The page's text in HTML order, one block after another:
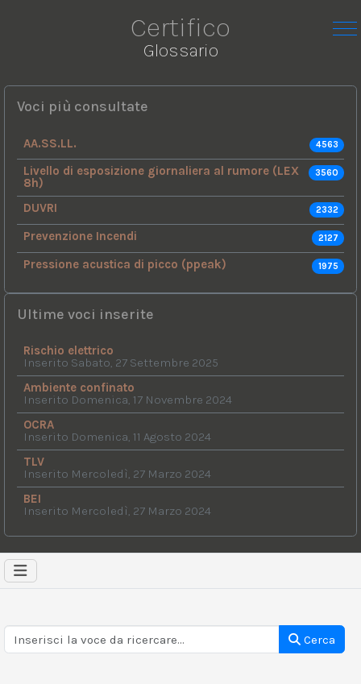
Certifico
Glossario
Voci più consultate
AA.SS.LL. 4563
Livello di esposizione giornaliera al rumore (LEX
8h)
3560
DUVRI 2332
Prevenzione Incendi 2127
Pressione acustica di picco (ppeak) 1975
Ultime voci inserite
Rischio elettrico
Inserito Sabato, 27 Settembre 2025
Ambiente confinato
Inserito Domenica, 17 Novembre 2024
OCRA
Inserito Domenica, 11 Agosto 2024
TLV
Inserito Mercoledì, 27 Marzo 2024
BEI
Inserito Mercoledì, 27 Marzo 2024
Cerca